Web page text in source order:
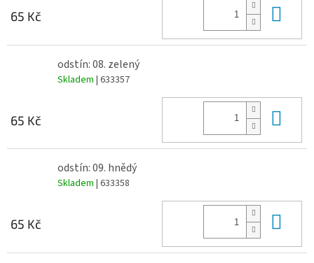
65 Kč
odstín: 08. zelený
Skladem | 633357
65 Kč
odstín: 09. hnědý
Skladem | 633358
65 Kč